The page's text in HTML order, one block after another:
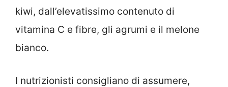
kiwi, dall’elevatissimo contenuto di
vitamina C e fibre, gli agrumi e il melone
bianco.
I nutrizionisti consigliano di assumere,